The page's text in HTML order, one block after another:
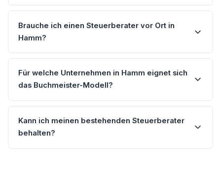
Brauche ich einen Steuerberater vor Ort in
Hamm?
Für welche Unternehmen in Hamm eignet sich
das Buchmeister-Modell?
Kann ich meinen bestehenden Steuerberater
behalten?